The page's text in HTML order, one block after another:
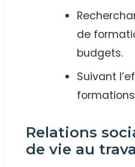
de
budgets.
Suivant
Relations
de vie au